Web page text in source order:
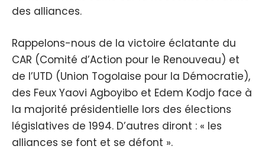
des alliances.
Rappelons-nous de la victoire éclatante du
CAR (Comité d’Action pour le Renouveau) et
de l’UTD (Union Togolaise pour la Démocratie),
des Feux Yaovi Agboyibo et Edem Kodjo face à
la majorité présidentielle lors des élections
législatives de 1994. D’autres diront : « les
alliances se font et se défont ».